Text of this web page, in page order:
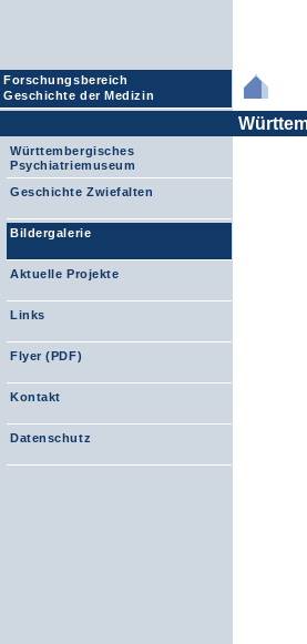
Forschungsbereich
Geschichte der Medizin
Württembergisches
Psychiatriemuseum
Geschichte Zwiefalten
Bildergalerie
Aktuelle Projekte
Links
Flyer (PDF)
Kontakt
Datenschutz